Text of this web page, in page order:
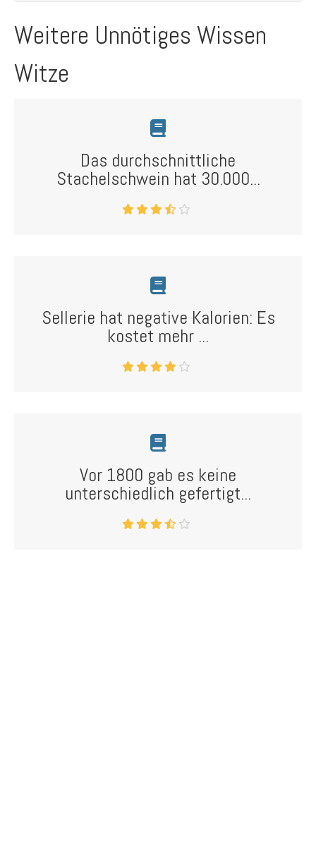
Weitere Unnötiges Wissen
Witze
Das durchschnittliche
Stachelschwein hat 30.000...
Sellerie hat negative Kalorien: Es
kostet mehr ...
Vor 1800 gab es keine
unterschiedlich gefertigt...